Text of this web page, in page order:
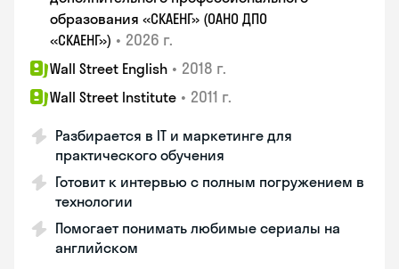
образования «СКАЕНГ» (ОАНО ДПО
«СКАЕНГ») • 2026 г.
Wall Street English • 2018 г.
Wall Street Institute • 2011 г.
Разбирается в IT и маркетинге для
практического обучения
Готовит к интервью с полным погружением в
технологии
Помогает понимать любимые сериалы на
английском